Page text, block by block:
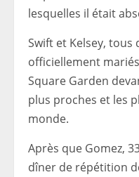
lesquelles il était
Swift et Kelsey, tous
officiellement
Square Garden
plus proches et les
monde.
Après que Gomez,
dîner de répétition